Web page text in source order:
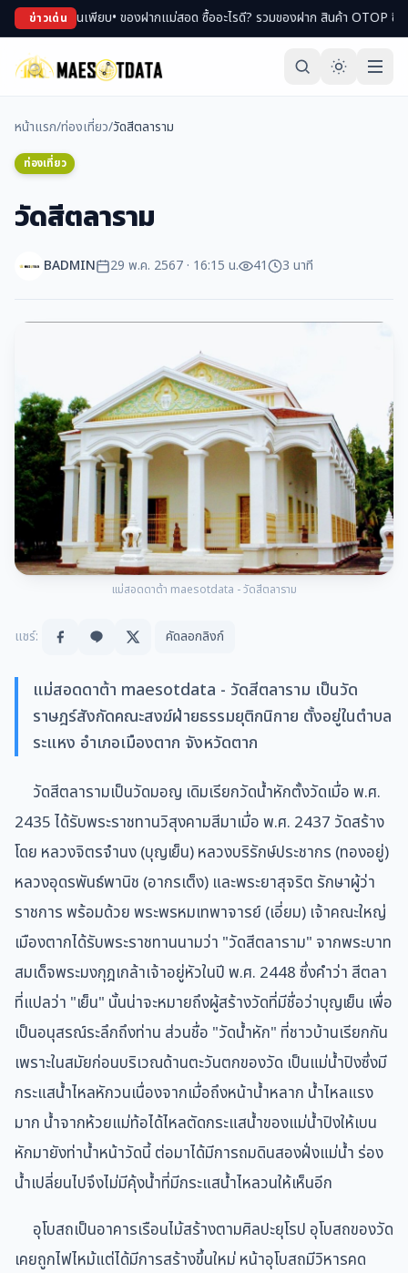
ข่าวเด่น
• ของฝากแม่สอด ซื้ออะไรดี? รวมของฝาก สินค้า OTOP ขึ้นชื่อ • เที่ยวแม่สอดห
หน้าแรก/ท่องเที่ยว/วัดสีตลาราม
ท่องเที่ยว
วัดสีตลาราม
BADMIN 29 พ.ค. 2567 · 16:15 น. 41 3 นาที
แม่สอดดาต้า maesotdata - วัดสีตลาราม
แชร์: คัดลอกลิงก์
แม่สอดดาต้า maesotdata - วัดสีตลาราม เป็นวัด
ราษฎร์สังกัดคณะสงฆ์ฝ่ายธรรมยุติกนิกาย ตั้งอยู่ในตำบล
ระแหง อำเภอเมืองตาก จังหวัดตาก
วัดสีตลารามเป็นวัดมอญ เดิมเรียกวัดน้ำหักตั้งวัดเมื่อ พ.ศ.
2435 ได้รับพระราชทานวิสุงคามสีมาเมื่อ พ.ศ. 2437 วัดสร้าง
โดย หลวงจิตรจำนง (บุญเย็น) หลวงบริรักษ์ประชากร (ทองอยู่)
หลวงอุดรพันธ์พานิช (อากรเต็ง) และพระยาสุจริต รักษาผู้ว่า
ราชการ พร้อมด้วย พระพรหมเทพาจารย์ (เอี่ยม) เจ้าคณะใหญ่
เมืองตากได้รับพระราชทานนามว่า "วัดสีตลาราม" จากพระบาท
สมเด็จพระมงกุฎเกล้าเจ้าอยู่หัวในปี พ.ศ. 2448 ซึ่งคำว่า สีตลา
ที่แปลว่า "เย็น" นั้นน่าจะหมายถึงผู้สร้างวัดที่มีชื่อว่าบุญเย็น เพื่อ
เป็นอนุสรณ์ระลึกถึงท่าน ส่วนชื่อ "วัดน้ำหัก" ที่ชาวบ้านเรียกกัน
เพราะในสมัยก่อนบริเวณด้านตะวันตกของวัด เป็นแม่น้ำปิงซึ่งมี
กระแสน้ำไหลหักวนเนื่องจากเมื่อถึงหน้าน้ำหลาก น้ำไหลแรง
มาก น้ำจากห้วยแม่ท้อได้ไหลตัดกระแสน้ำของแม่น้ำปิงให้เบน
หักมายังท่าน้ำหน้าวัดนี้ ต่อมาได้มีการถมดินสองฝั่งแม่น้ำ ร่อง
น้ำเปลี่ยนไปจึงไม่มีคุ้งน้ำที่มีกระแสน้ำไหลวนให้เห็นอีก
อุโบสถเป็นอาคารเรือนไม้สร้างตามศิลปะยุโรป อุโบสถของวัด
เคยถูกไฟไหม้แต่ได้มีการสร้างขึ้นใหม่ หน้าอุโบสถมีวิหารคด